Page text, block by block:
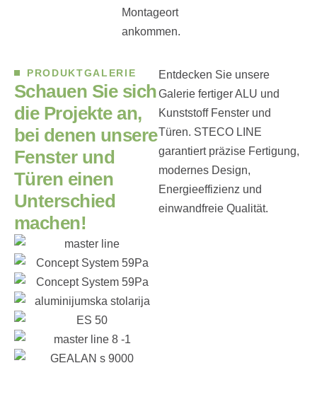
Montageort
ankommen.
PRODUKTGALERIE
Schauen Sie sich
die Projekte an,
bei denen unsere
Fenster und
Türen einen
Unterschied
machen!
Entdecken Sie unsere
Galerie fertiger ALU und
Kunststoff Fenster und
Türen. STECO LINE
garantiert präzise Fertigung,
modernes Design,
Energieeffizienz und
einwandfreie Qualität.